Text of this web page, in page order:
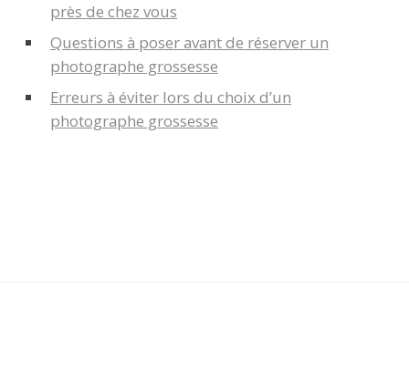
près de chez vous
Questions à poser avant de réserver un
photographe grossesse
Erreurs à éviter lors du choix d’un
photographe grossesse